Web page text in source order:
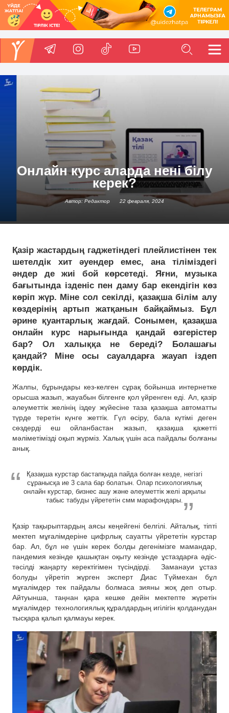
Онлайн курс аларда нені білу
керек?
Автор: Редактор 22 февраля, 2024
Қазір жастардың гаджетіндегі плейлистінен тек
шетелдік хит әуендер емес, ана тіліміздегі
әндер де жиі бой көрсетеді. Яғни, музыка
бағытында ізденіс пен даму бар екендігін көз
көріп жүр. Міне сол секілді, қазақша білім алу
көздерінің артып жатқанын байқаймыз. Бұл
әрине қуантарлық жағдай. Сонымен, қазақша
онлайн курс нарығында қандай өзгерістер
бар? Ол халыққа не береді? Болашағы
қандай? Міне осы сауалдарға жауап іздеп
көрдік.
Жалпы, бұрындары кез-келген сұрақ бойынша интернетке
орысша жазып, жауабын білгенге қол үйренген еді. Ал, қазір
әлеуметтік желінің іздеу жүйесіне таза қазақша автоматты
түрде теретін күнге жеттік. Гүл өсіру, бала күтімі деген
сөздерді еш ойланбастан жазып, қазақша қажетті
мәліметімізді оқып жүрміз. Халық үшін аса пайдалы болғаны
анық.
Қазақша курстар бастапқыда пайда болған кезде, негізгі
сұранысқа ие 3 сала бар болатын. Олар психологиялық
онлайн курстар, бизнес ашу және әлеуметтік желі арқылы
табыс табуды үйрететін смм марафондары.
Қазір тақырыптардың аясы кеңейгені белгілі. Айталық, тіпті
мектеп мұғалімдеріне цифрлық сауатты үйрететін курстар
бар. Ал, бұл не үшін керек болды дегенімізге мамандар,
пандемия кезінде қашықтан оқыту кезінде ұстаздарға әдіс-
тәсілді жаңарту керектігімен түсіндірді. Заманауи ұстаз
болуды үйретіп жүрген эксперт Диас Түймехан бұл
мұғалімдер тек пайдалы болмаса зияны жоқ деп отыр.
Айтуынша, таңнан қара кешке дейін мектепте жүретін
мұғалімдер технологиялық құралдардың игілігін қолданудан
тысқара қалып қалмауы керек.